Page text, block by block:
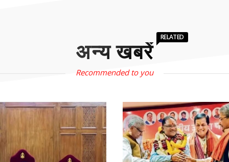
अन्य खबरें
RELATED
Recommended to you